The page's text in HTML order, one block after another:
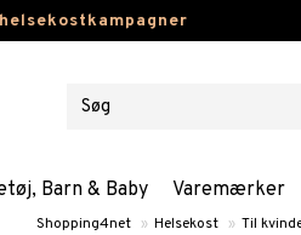
Barn & Baby Varemærker
Shopping4net » Helsekost » Til